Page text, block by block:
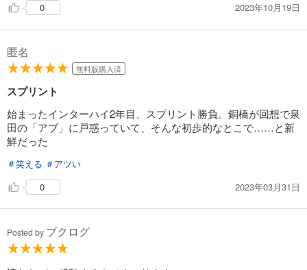
試し読み
弱虫ペダル 51
試し読み
弱虫ペダル 52
カート
弱虫ペダル 53
0
2023年10月19日
匿名
無料版購入済
スプリント
始まったインターハイ2年目、スプリント勝負。銅橋が回想で泉
田の「アブ」に戸惑っていて、そんな初歩的なとこで……と新
鮮だった
＃笑える ＃アツい
0
2023年03月31日
Posted by ブクログ